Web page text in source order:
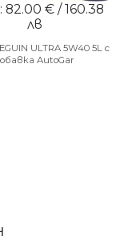
82.00 € / 160.38
лв
ULTRA 5W40 5L с
AutoGar